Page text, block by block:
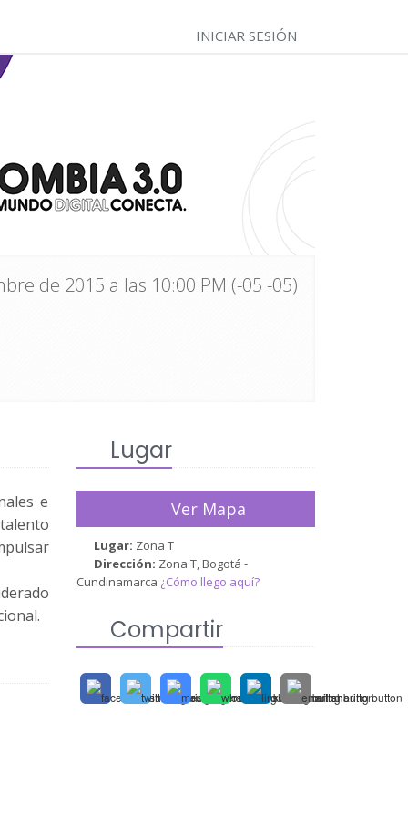
INICIAR SESIÓN
de 2015 a las 10:00 PM (-05 -05)
e
Lugar
Ver Mapa
Lugar: Zona T
Dirección: Zona T, Bogotá -
Cundinamarca ¿Cómo llego aquí?
Compartir